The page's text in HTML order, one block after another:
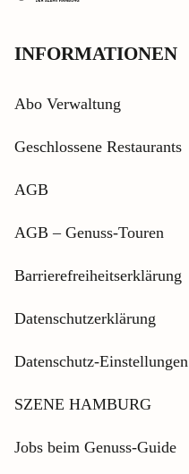
INFORMATIONEN
Abo Verwaltung
Geschlossene Restaurants
AGB
AGB – Genuss-Touren
Barrierefreiheitserklärung
Datenschutzerklärung
Datenschutz-Einstellungen
SZENE HAMBURG
Jobs beim Genuss-Guide